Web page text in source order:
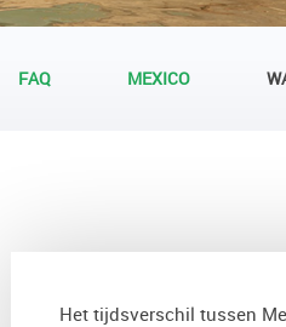
FAQ MEXICO
Het tijdsverschil tussen